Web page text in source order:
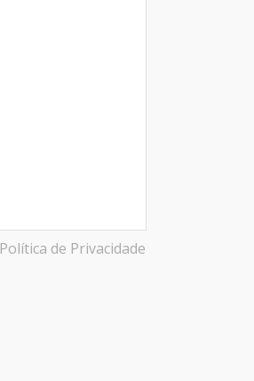
Política de Privacidade